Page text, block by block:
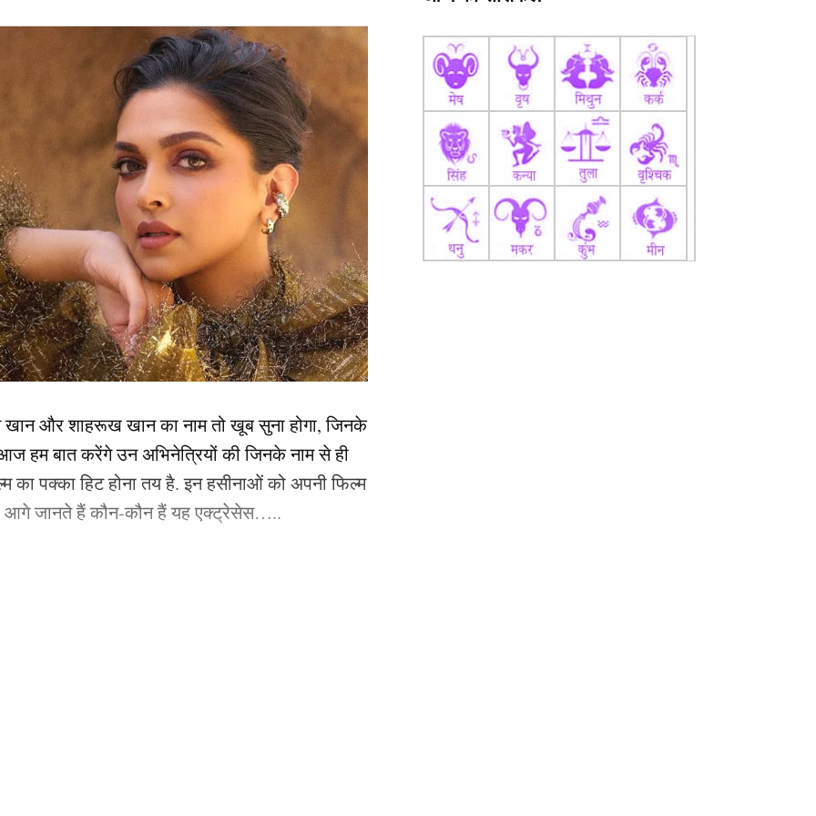
आतंकवाद और रिश्तों पर आधारित थी. करीना और
का गंभीर विषय और धीमी गति दर्शकों को थिएटर तक
ने इसे प्रोड्यूस भी किया और फिल्म से दर्शकों को एक
में थीं, लेकिन फिल्म का स्क्रीनप्ले और लंबाई इतनी
करें
Kapoor Khan Kurbaan Saif Ali Khan
और शाहरूख खान का नाम तो खूब सुना होगा, जिनके
हम बात करेंगे उन अभिनेत्रियों की जिनके नाम से ही
का पक्का हिट होना तय है. इन हसीनाओं को अपनी फिल्म
आगे जानते हैं कौन-कौन हैं यह एक्ट्रेसेस…..